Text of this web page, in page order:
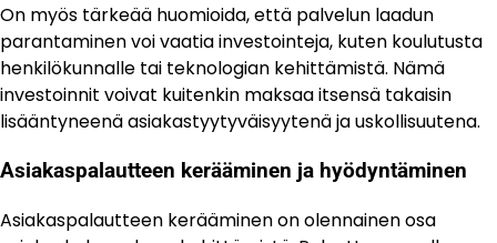
On myös tärkeää huomioida, että palvelun laadun
parantaminen voi vaatia investointeja, kuten koulutusta
henkilökunnalle tai teknologian kehittämistä. Nämä
investoinnit voivat kuitenkin maksaa itsensä takaisin
lisääntyneenä asiakastyytyväisyytenä ja uskollisuutena.
Asiakaspalautteen kerääminen ja hyödyntäminen
Asiakaspalautteen kerääminen on olennainen osa